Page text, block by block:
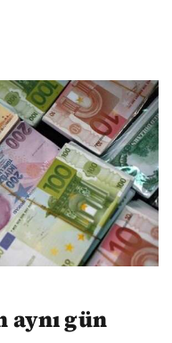
aynı gün